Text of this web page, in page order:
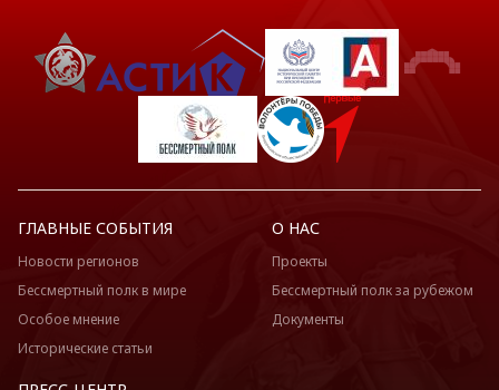
ГЛАВНЫЕ СОБЫТИЯ
Новости регионов
Бессмертный полк в мире
Особое мнение
Исторические статьи
О НАС
Проекты
Бессмертный полк за рубежом
Документы